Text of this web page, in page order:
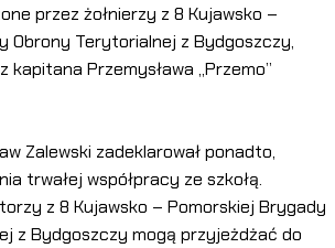
przez żołnierzy z 8 Kujawsko –
Obrony Terytorialnej z Bydgoszczy,
kapitana Przemysława „Przemo”
Zalewski zadeklarował ponadto,
trwałej współpracy ze szkołą.
z 8 Kujawsko – Pomorskiej Brygady
z Bydgoszczy mogą przyjeżdżać do